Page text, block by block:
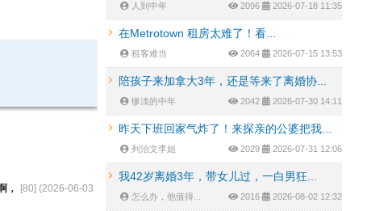
， [80] (2026-06-03
人到中年 2096 2026-07-18 11:35
在Metrotown 租房太难了！看...
租客难当 2064 2026-07-15 13:53
陪孩子来加拿大3年，还是等来了离婚协...
惨淡的中年 2042 2026-07-30 14:11
昨天下班回家气炸了！来探亲的公婆把我...
列治文李姐 2029 2026-07-31 12:06
我42岁离婚3年，带女儿过，一白男狂...
怎么办，他值得... 2016 2026-08-02 12:32